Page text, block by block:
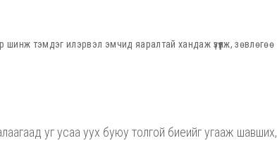
тэмдэг илэрвэл эмчид яаралтай хандаж үзүүлж, зөвлөгөө
уг усаа уух буюу толгой биеийг угааж шавших,